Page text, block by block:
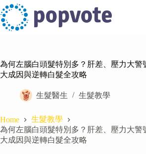
Skip
to
content
為何左腦白頭髮特別多？肝差、壓力大警
大成因與逆轉白髮全攻略
生髮醫生 生髮教學
Home
生髮教學
為何左腦白頭髮特別多？肝差、壓力大警
大成因與逆轉白髮全攻略